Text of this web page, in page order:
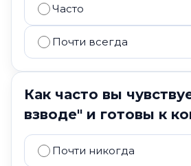
Часто
Почти всегда
Как часто вы
взводе" и готовы к
Почти никогда